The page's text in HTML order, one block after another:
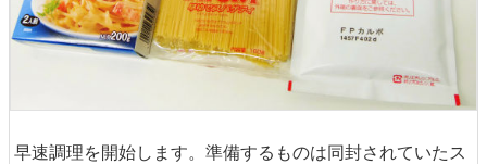
早速調理を開始します。準備するものは同封されていたス